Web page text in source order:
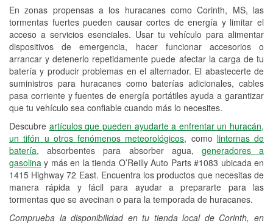
En zonas propensas a los huracanes como Corinth, MS, las
tormentas fuertes pueden causar cortes de energía y limitar el
acceso a servicios esenciales. Usar tu vehículo para alimentar
dispositivos de emergencia, hacer funcionar accesorios o
arrancar y detenerlo repetidamente puede afectar la carga de tu
batería y producir problemas en el alternador. El abastecerte de
suministros para huracanes como baterías adicionales, cables
pasa corriente y fuentes de energía portátiles ayuda a garantizar
que tu vehículo sea confiable cuando más lo necesites.
Descubre artículos que pueden ayudarte a enfrentar un huracán,
un tifón u otros fenómenos meteorológicos, como linternas de
batería, absorbentes para absorber agua, generadores a
gasolina y más en la tienda O’Reilly Auto Parts #1083 ubicada en
1415 Highway 72 East. Encuentra los productos que necesitas de
manera rápida y fácil para ayudar a prepararte para las
tormentas que se avecinan o para la temporada de huracanes.
Comprueba la disponibilidad en tu tienda local de Corinth, en
freno
Mangueras hidráulicas a la medida
Hurricane Supplies
Conoce más